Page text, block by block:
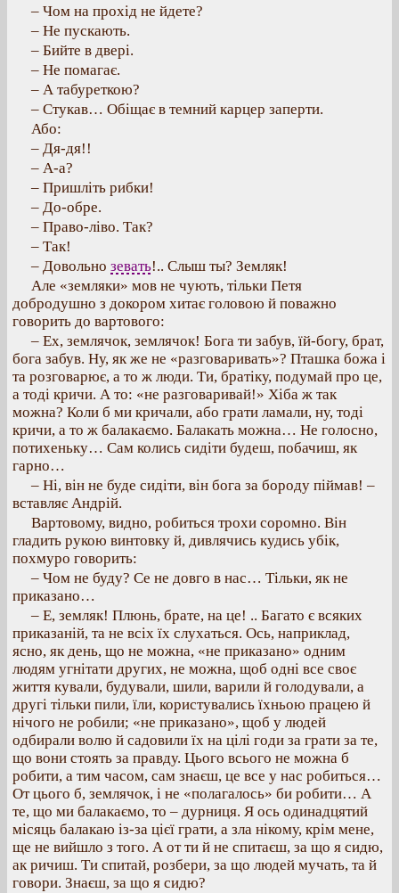
– Чом на прохід не йдете?
– Не пускають.
– Бийте в двері.
– Не помагає.
– А табуреткою?
– Стукав… Обіщає в темний карцер заперти.
Або:
– Дя-дя!!
– А-а?
– Пришліть рибки!
– До-обре.
– Право-ліво. Так?
– Так!
– Довольно зевать!.. Слыш ты? Земляк!
Але «земляки» мов не чують, тільки Петя
добродушно з докором хитає головою й поважно
говорить до вартового:
– Ex, землячок, землячок! Бога ти забув, їй-богу, брат,
бога забув. Ну, як же не «разговаривать»? Пташка божа і
та розговарює, а то ж люди. Ти, братіку, подумай про це,
а тоді кричи. А то: «не разговаривай!» Хіба ж так
можна? Коли б ми кричали, або грати ламали, ну, тоді
кричи, а то ж балакаємо. Балакать можна… Не голосно,
потихеньку… Сам колись сидіти будеш, побачиш, як
гарно…
– Ні, він не буде сидіти, він бога за бороду піймав! –
вставляє Андрій.
Вартовому, видно, робиться трохи соромно. Він
гладить рукою винтовку й, дивлячись кудись убік,
похмуро говорить:
– Чом не буду? Се не довго в нас… Тільки, як не
приказано…
– Е, земляк! Плюнь, брате, на це! .. Багато є всяких
приказаній, та не всіх їх слухаться. Ось, наприклад,
ясно, як день, що не можна, «не приказано» одним
людям угнітати других, не можна, щоб одні все своє
життя кували, будували, шили, варили й голодували, а
другі тільки пили, їли, користувались їхньою працею й
нічого не робили; «не приказано», щоб у людей
одбирали волю й садовили їх на цілі годи за грати за те,
що вони стоять за правду. Цього всього не можна б
робити, а тим часом, сам знаєш, це все у нас робиться…
От цього б, землячок, і не «полагалось» би робити… А
те, що ми балакаємо, то – дурниця. Я ось одинадцятий
місяць балакаю із-за цієї грати, а зла нікому, крім мене,
ще не вийшло з того. А от ти й не спитаєш, за що я сидю,
ак ричиш. Ти спитай, розбери, за що людей мучать, та й
говори. Знаєш, за що я сидю?